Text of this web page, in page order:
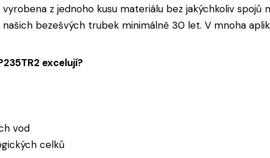
z jednoho kusu materiálu bez jakýchkoliv spojů
bezešvých trubek minimálně 30 let. V mnoha
excelují?
vod
celků